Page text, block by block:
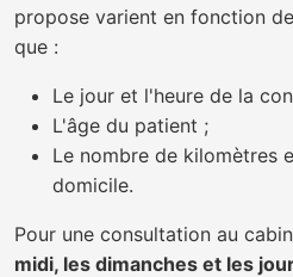
propose varient en fonction
que :
Le jour et l'heure de la
L'âge du patient ;
Le nombre de kilomètres
domicile.
Pour une consultation au
midi, les dimanches et les